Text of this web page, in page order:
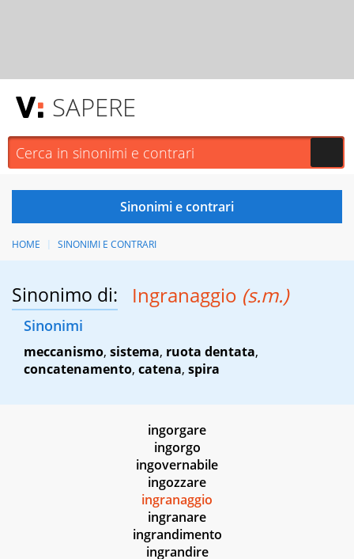
SAPERE
HOME SINONIMI E CONTRARI
Sinonimo di: Ingranaggio (s.m.)
Sinonimi
meccanismo, sistema, ruota dentata,
concatenamento, catena, spira
ingorgare
ingorgo
ingovernabile
ingozzare
ingranaggio
ingranare
ingrandimento
ingrandire